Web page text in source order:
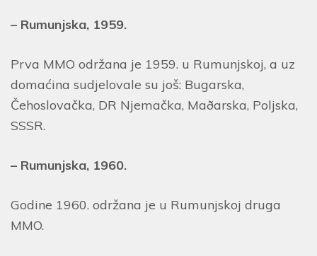
– Rumunjska, 1959.
Prva MMO održana je 1959. u Rumunjskoj, a uz
domaćina sudjelovale su još: Bugarska,
Čehoslovačka, DR Njemačka, Maðarska, Poljska,
SSSR.
– Rumunjska, 1960.
Godine 1960. održana je u Rumunjskoj druga
MMO.